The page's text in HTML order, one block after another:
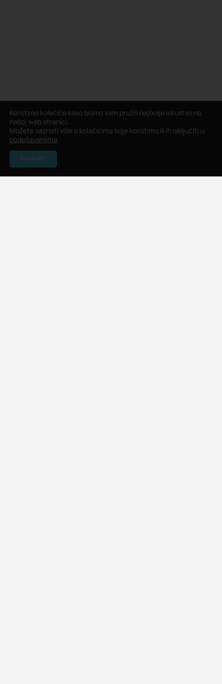
Koristimo kolačiće kako bismo vam pružili najbolje iskustvo na
našoj web stranici.
Možete saznati više o kolačićima koje koristimo ili ih isključiti u
podešavanjima.
PRIHVATI